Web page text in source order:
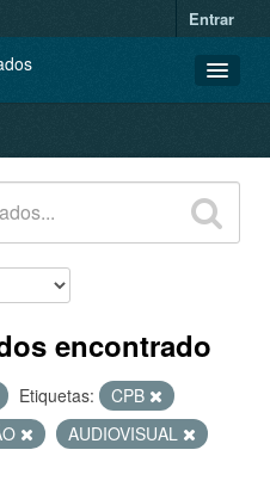
Entrar
encontrado
Etiquetas:
CPB
AUDIOVISUAL